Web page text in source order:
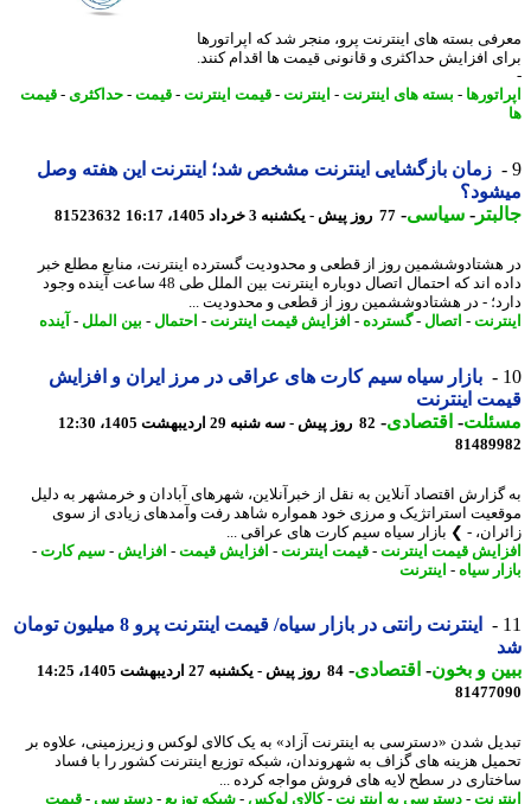
بسته های اینترنت پرو، منجر شد که اپراتورها
افزایش حداکثری و قانونی قیمت ها اقدام کنند.
- بسته های اینترنت-اینترنت-قیمت اینترنت-قیمت-حداکثری- قیمت
زمان بازگشایی اینترنت مشخص شد؛ اینترنت این هفته وصل
-سیاسی-77 روز پیش - یکشنبه 3 خرداد 1405، 16:17 81523632
روز از قطعی و محدودیت گسترده اینترنت، منابع مطلع خبر
داده اند که احتمال اتصال دوباره اینترنت بین الملل طی 48 ساعت آینده وجود
- در هشتادوششمین روز از قطعی و محدودیت ...
-اتصال-گسترده- افزایش قیمت اینترنت-احتمال-بین الملل-آینده
بازار سیاه سیم کارت های عراقی در مرز ایران و افزایش
اینترنت
-اقتصادی-82 روز پیش - سه شنبه 29 اردیبهشت 1405، 12:30
اقتصاد آنلاین به نقل از خبرآنلاین، شهرهای آبادان و خرمشهر به دلیل
استراتژیک و مرزی خود همواره شاهد رفت وآمدهای زیادی از سوی
- ❯ بازار سیاه سیم کارت های عراقی ...
قیمت اینترنت-قیمت اینترنت-افزایش قیمت-افزایش -سیم کارت-
سیاه-اینترنت
اینترنت رانتی در بازار سیاه/ قیمت اینترنت پرو 8 میلیون تومان
و بخون-اقتصادی-84 روز پیش - یکشنبه 27 اردیبهشت 1405، 14:25
شدن «دسترسی به اینترنت آزاد» به یک کالای لوکس و زیرزمینی، علاوه بر
هزینه های گزاف به شهروندان، شبکه توزیع اینترنت کشور را با فساد
در سطح لایه های فروش مواجه کرده ...
-دسترسی به اینترنت-کالای لوکس-شبکه توزیع- دسترسی -قیمت